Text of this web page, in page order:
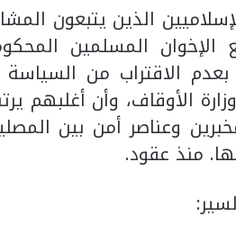
الذين يتبعون
المسلمين
بعدم الاقتراب من
الأوقاف، وأن أغلبهم
وعناصر أمن بين
منذ عقود.